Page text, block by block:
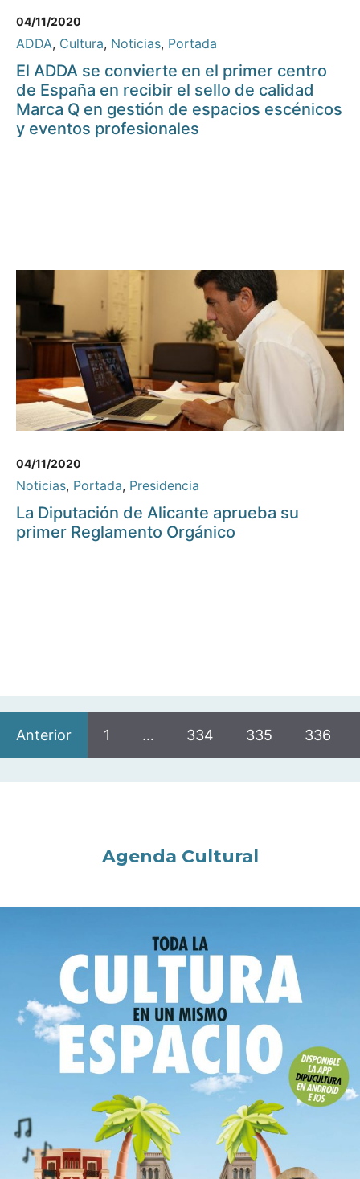
04/11/2020
ADDA, Cultura, Noticias, Portada
El ADDA se convierte en el primer centro
de España en recibir el sello de calidad
Marca Q en gestión de espacios escénicos
y eventos profesionales
04/11/2020
Noticias, Portada, Presidencia
La Diputación de Alicante aprueba su
primer Reglamento Orgánico
Anterior 1 … 334 335 336
Agenda Cultural